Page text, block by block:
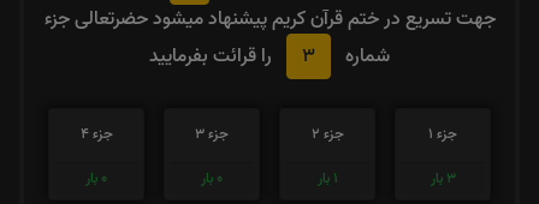
جهت تسریع در ختم قرآن کریم پیشنهاد میشود حضرتعالی جزء
شماره
3 را قرائت بفرمایید
جزء 1
3 بار
جزء 2
1 بار
جزء 3
0 بار
جزء 4
0 بار